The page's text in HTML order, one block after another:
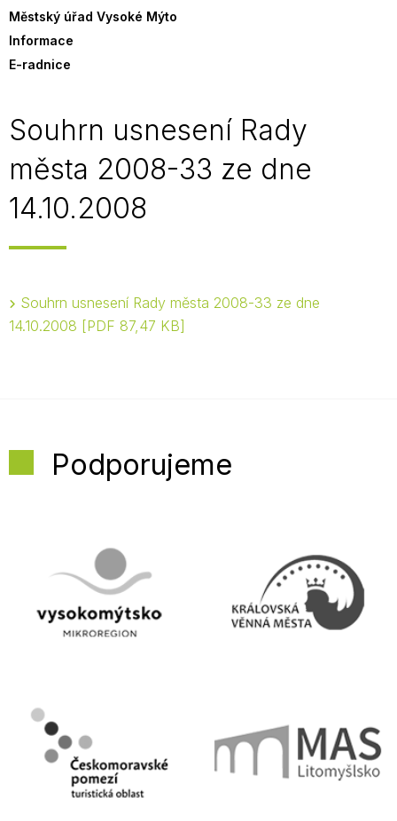
Městský úřad Vysoké Mýto
Informace
E-radnice
Souhrn usnesení Rady
města 2008-33 ze dne
14.10.2008
Souhrn usnesení Rady města 2008-33 ze dne
14.10.2008
PDF 87,47 KB
Podporujeme